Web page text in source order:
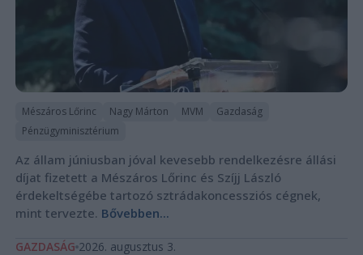
Mészáros Lőrinc Nagy Márton MVM
Gazdaság
Pénzügyminisztérium
Az állam júniusban jóval kevesebb rendelkezésre állási
díjat fizetett a Mészáros Lőrinc és Szíjj László
érdekeltségébe tartozó sztrádakoncessziós cégnek,
mint tervezte. Bővebben...
GAZDASÁG 2026. augusztus 3.